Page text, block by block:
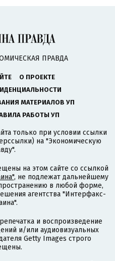
ПРАВДА
О ПРОЕКТЕ
МАТЕРИАЛОВ УП
РАБОТЫ УП
только при условии ссылки
на "Экономическую
на этом сайте со ссылкой
, не подлежат дальнейшему
в любой форме,
агентства "Интерфакс-
и воспроизведение
и/или аудиовизуальных
Getty Images строго